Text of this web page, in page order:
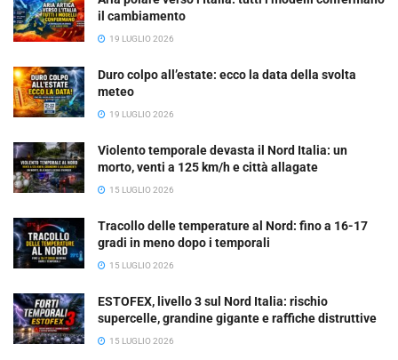
il cambiamento
19 LUGLIO 2026
Duro colpo all’estate: ecco la data della svolta
meteo
19 LUGLIO 2026
Violento temporale devasta il Nord Italia: un
morto, venti a 125 km/h e città allagate
15 LUGLIO 2026
Tracollo delle temperature al Nord: fino a 16-17
gradi in meno dopo i temporali
15 LUGLIO 2026
ESTOFEX, livello 3 sul Nord Italia: rischio
supercelle, grandine gigante e raffiche distruttive
15 LUGLIO 2026